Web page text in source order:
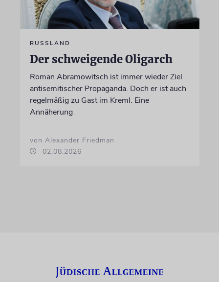
RUSSLAND
Der schweigende Oligarch
Roman Abramowitsch ist immer wieder Ziel
antisemitischer Propaganda. Doch er ist auch
regelmäßig zu Gast im Kreml. Eine
Annäherung
von Alexander Friedman
02.08.2026